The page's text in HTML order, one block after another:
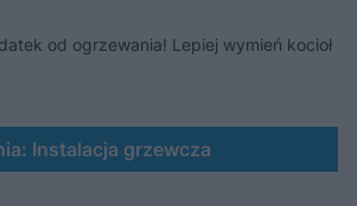
od ogrzewania! Lepiej wymień kocioł
Instalacja grzewcza